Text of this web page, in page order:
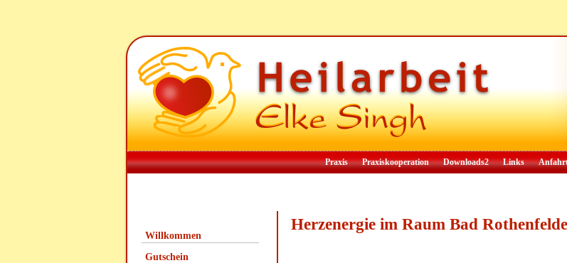
Praxis Praxiskooperation Downloads2 Links
Willkommen
Gutschein
Herzenergie im Raum Bad Rothenfelde